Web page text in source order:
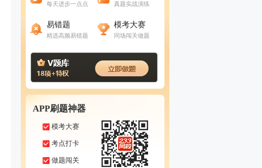
每天进步一点点 真题实战演练
易错题
精选高频易错题
模考大赛
同场闯关做题
APP刷题神器
模考大赛
考点打卡
做题闯关